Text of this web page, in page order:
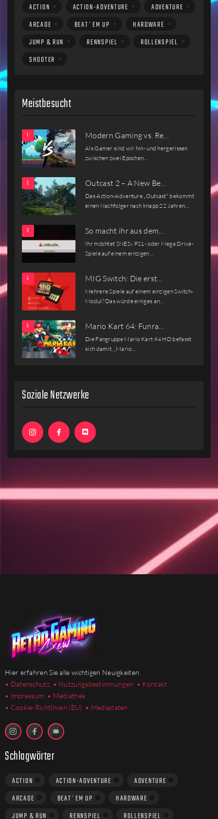
ACTION ACTION-ADVENTURE
ADVENTURE
ARCADE
BEAT´EM UP
HARDWARE
JUMP & RUN
RENNSPIEL
ROLLENSPIEL
SHOOTER
Meistbesucht
Modern Gaming vs. Re…
Als Gamer sind wir hin- und hergerissen
zwischen zwei Epochen…
Outcast 2 – A New Be…
Das Action-Adventure „Outcast“ bekommt
einen Nachfolger nach knapp 22 Jahren.…
So macht ihr aus dem…
Ihr möchtet SNES-, PS1- oder Mega Drive-
Spiele auf einem einzigen…
MIG Switch: Die erst…
Mehrere Spiele auf einem einzigen Switch-
Modul? Das würde einiges an…
Mario Kart 64: Funra…
Die Fangruppe Mario Kart 64 HD befasst
sich damit, „Mario…
Soziale Netzwerke
Hier erfahren Sie alle wichtigen Neuigkeiten.
• Datenschutz • Nutzungsbestimmungen • Kontakt
• Impressum • Mediathek
• Cookie-Richtlinien (EU) • Mediadaten
Schlagwörter
ACTION ACTION-ADVENTURE
ADVENTURE
ARCADE
BEAT´EM UP
HARDWARE
JUMP & RUN
RENNSPIEL ROLLENSPIEL